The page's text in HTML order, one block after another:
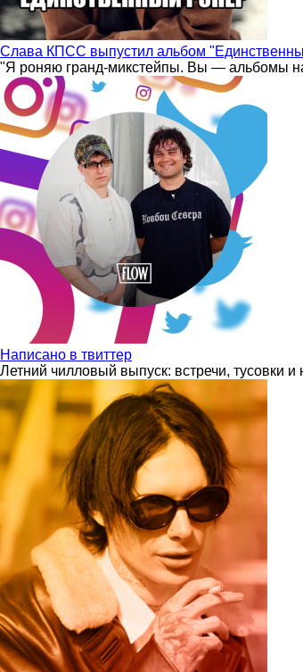
Слава КПСС выпустил альбом
"Я роняю гранд-микстейпы. Вы — альбомы
Написано в твиттер
Летний чилловый выпуск: встречи, тусовки